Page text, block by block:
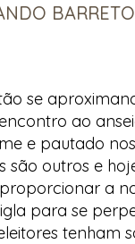
se
ao
e pautado nos
são outros e
a
para se
tenham